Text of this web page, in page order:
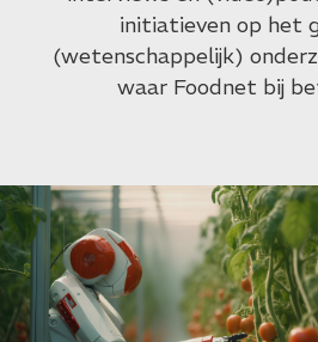
initiatieven op het
(wetenschappelijk)
waar Foodnet bij